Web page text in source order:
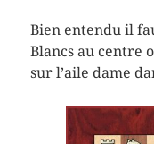
Bien entendu il
Blancs au centre
sur l’aile dame